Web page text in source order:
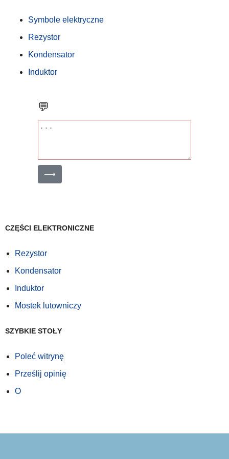
Symbole elektryczne
Rezystor
Kondensator
Induktor
💬
⟶
CZĘŚCI ELEKTRONICZNE
Rezystor
Kondensator
Induktor
Mostek lutowniczy
SZYBKIE STOŁY
Poleć witrynę
Prześlij opinię
O